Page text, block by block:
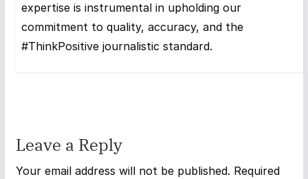
expertise is instrumental in upholding our
commitment to quality, accuracy, and the
#ThinkPositive journalistic standard.
Leave a Reply
Your email address will not be published. Required